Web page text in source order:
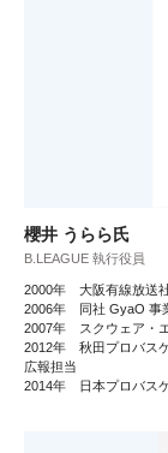
櫻井 うらら氏
B.LEAGUE 執行役員
2000年 大阪有線放送
2006年 同社 GyaO 事
2007年 スクウェア・
2012年 秋田プロバス
広報担当
2014年 日本プロバス